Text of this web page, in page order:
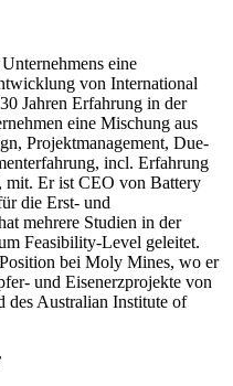
eine
von International
Jahren Erfahrung in der
eine Mischung aus
Projektmanagement, Due-
incl. Erfahrung
mit. Er ist CEO von Battery
die Erst- und
mehrere Studien in der
Feasibility-Level geleitet.
bei Moly Mines, wo er
und Eisenerzprojekte von
des Australian Institute of